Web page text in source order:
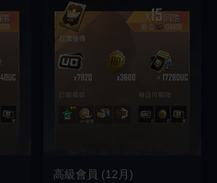
高級會員 (12月)